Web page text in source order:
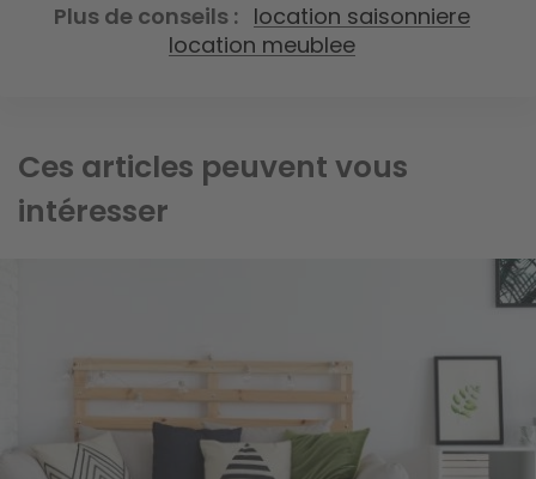
Plus de conseils
location saisonniere
location meublee
Ces articles peuvent vous
intéresser